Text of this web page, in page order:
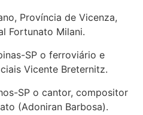
Província de Vicenza,
Fortunato Milani.
SP o ferroviário e
Vicente Breternitz.
SP o cantor, compositor
(Adoniran Barbosa).